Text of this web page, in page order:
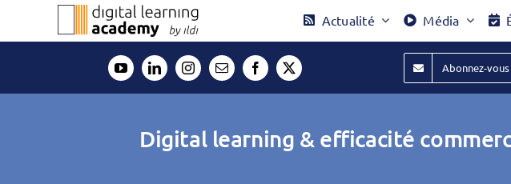
contenu
Actualité Média
Abonnez-
Digital learning & efficacité